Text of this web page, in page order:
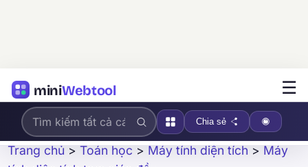
miniWebtool ☰
Chia sẻ
Trang chủ >Toán học > Máy tính diện tích > Máy